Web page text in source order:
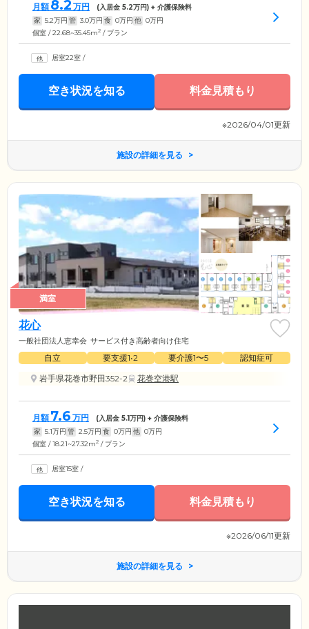
月額 8.2 万円 (入居金 5.2万円) + 介護保険料
家 5.2万円 管 3.0万円 食 0万円 他 0万円
個室 / 22.68~35.45m2 / プラン
居室22室 /
空き状況を知る 料金見積もり
※2026/04/01更新
施設の詳細を見る
満室
花心
一般社団法人恵幸会 サービス付き高齢者向け住宅
自立 要支援1•2 要介護1〜5
認知症可
岩手県花巻市野田352-2
花巻空港駅
月額 7.6 万円 (入居金 5.1万円) + 介護保険料
家 5.1万円 管 2.5万円 食 0万円 他 0万円
個室 / 18.21~27.32m2 / プラン
居室15室 /
空き状況を知る 料金見積もり
※2026/06/11更新
施設の詳細を見る